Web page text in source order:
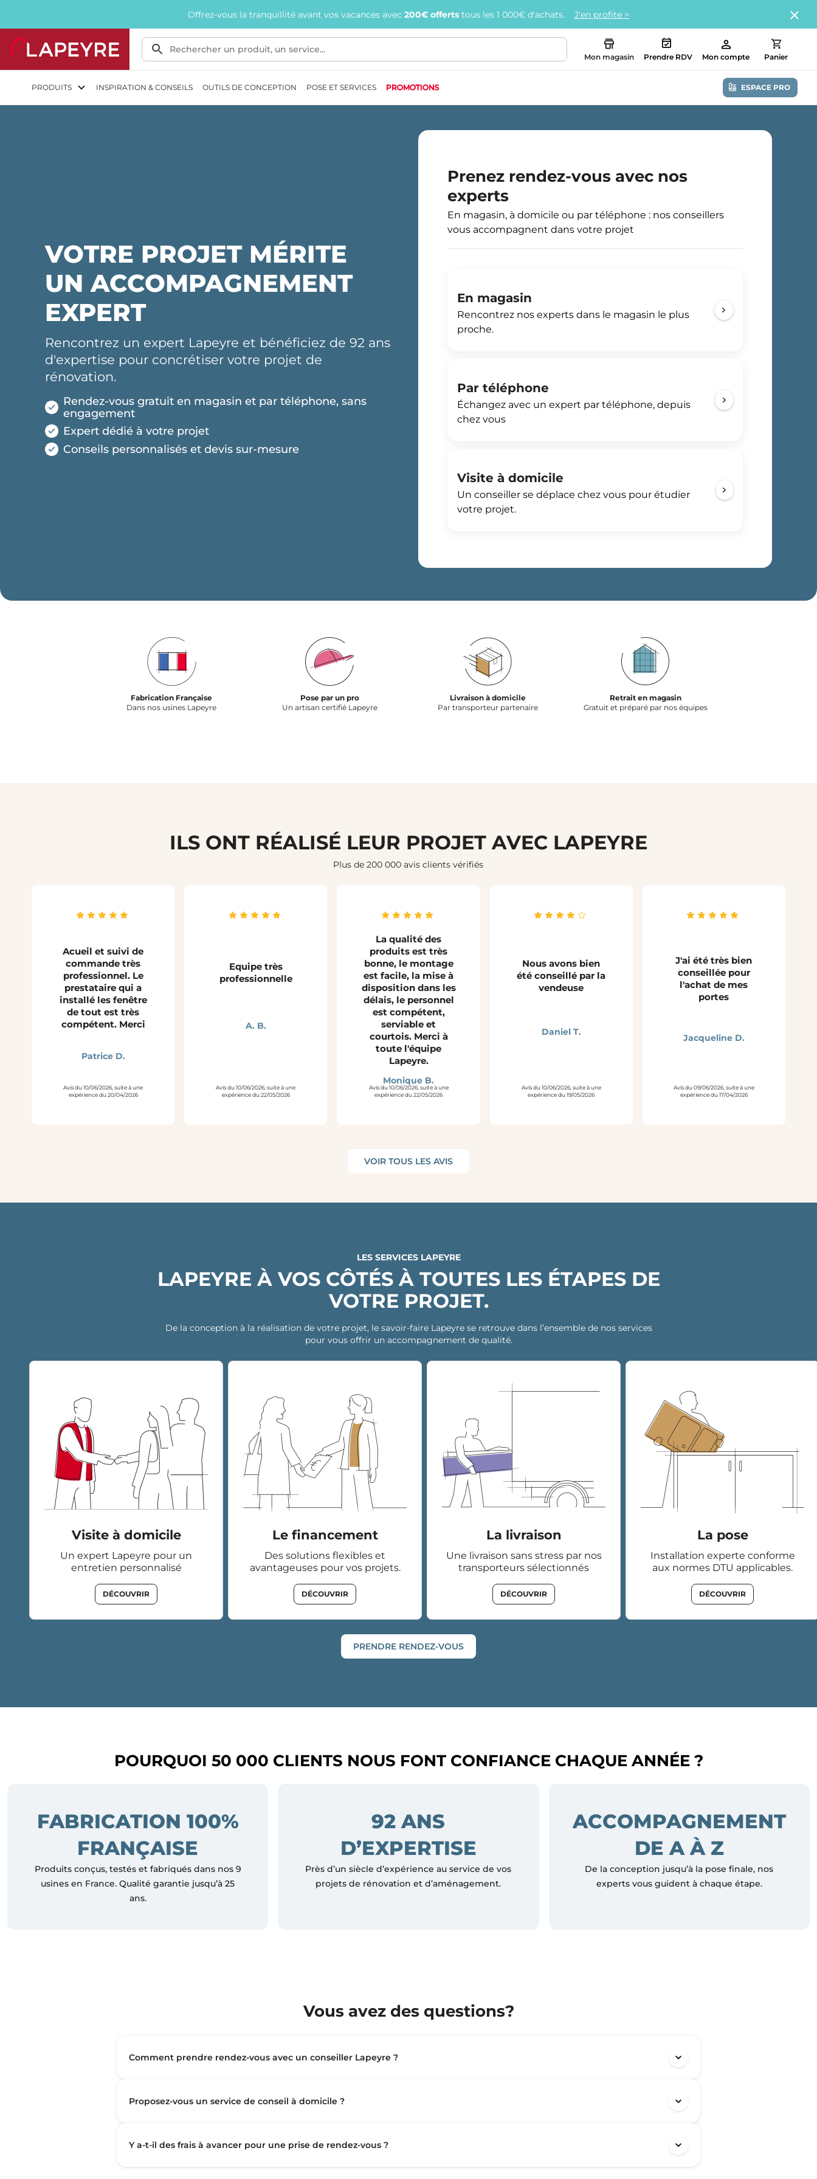
Offrez-vous la tranquillité avant vos vacances avec 200€ offerts tous les 1 000€ d'achats. J'en profite >
Mon magasin Prendre RDV Mon compte Panier
PRODUITS INSPIRATION & CONSEILS OUTILS DE CONCEPTION POSE ET SERVICES PROMOTIONS ESPACE PRO
VOTRE PROJET MÉRITE
UN ACCOMPAGNEMENT
EXPERT
Rencontrez un expert Lapeyre et bénéficiez de 92 ans
d'expertise pour concrétiser votre projet de
rénovation.
Rendez-vous gratuit en magasin et par téléphone, sans
engagement
Expert dédié à votre projet
Conseils personnalisés et devis sur-mesure
Prenez rendez-vous avec nos
experts
En magasin, à domicile ou par téléphone : nos conseillers
vous accompagnent dans votre projet
En magasin
Rencontrez nos experts dans le magasin le plus
proche.
Par téléphone
Échangez avec un expert par téléphone, depuis
chez vous
Visite à domicile
Un conseiller se déplace chez vous pour étudier
votre projet.
Fabrication Française
Dans nos usines Lapeyre
Pose par un pro
Un artisan certifié Lapeyre
Livraison à domicile
Par transporteur partenaire
Retrait en magasin
Gratuit et préparé par nos équipes
ILS ONT RÉALISÉ LEUR PROJET AVEC LAPEYRE
Plus de 200 000 avis clients vérifiés
Acueil et suivi de
commande très
professionnel. Le
prestataire qui a
installé les fenêtre
de tout est très
compétent. Merci
Patrice D.
Avis du 10/06/2026, suite à une
expérience du 20/04/2026
Equipe très
professionnelle
A. B.
Avis du 10/06/2026, suite à une
expérience du 22/05/2026
La qualité des
produits est très
bonne, le montage
est facile, la mise à
disposition dans les
délais, le personnel
est compétent,
serviable et
courtois. Merci à
toute l'équipe
Lapeyre.
Monique B.
Avis du 10/06/2026, suite à une
expérience du 22/05/2026
Nous avons bien
été conseillé par la
vendeuse
Daniel T.
Avis du 10/06/2026, suite à une
expérience du 19/05/2026
J'ai été très bien
conseillée pour
l'achat de mes
portes
Jacqueline D.
Avis du 09/06/2026, suite à une
expérience du 17/04/2026
VOIR TOUS LES AVIS
LES SERVICES LAPEYRE
LAPEYRE À VOS CÔTÉS À TOUTES LES ÉTAPES DE
VOTRE PROJET.
De la conception à la réalisation de votre projet, le savoir-faire Lapeyre se retrouve dans l’ensemble de nos services
pour vous offrir un accompagnement de qualité.
Visite à domicile
Un expert Lapeyre pour un
entretien personnalisé
DÉCOUVRIR
Le financement
Des solutions flexibles et
avantageuses pour vos projets.
DÉCOUVRIR
La livraison
Une livraison sans stress par nos
transporteurs sélectionnés
DÉCOUVRIR
La pose
Installation experte conforme
aux normes DTU applicables.
DÉCOUVRIR
PRENDRE RENDEZ-VOUS
POURQUOI 50 000 CLIENTS NOUS FONT CONFIANCE CHAQUE ANNÉE ?
FABRICATION 100%
FRANÇAISE
Produits conçus, testés et fabriqués dans nos 9
usines en France. Qualité garantie jusqu’à 25
ans.
92 ANS
D’EXPERTISE
Près d’un siècle d’expérience au service de vos
projets de rénovation et d’aménagement.
ACCOMPAGNEMENT
DE A À Z
De la conception jusqu’à la pose finale, nos
experts vous guident à chaque étape.
Vous avez des questions?
Comment prendre rendez-vous avec un conseiller Lapeyre ?
Proposez-vous un service de conseil à domicile ?
Y a-t-il des frais à avancer pour une prise de rendez-vous ?